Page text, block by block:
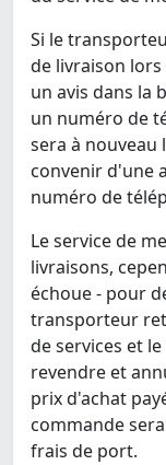
Si le
de livraison
un avis dans la
un numéro de
sera à nouveau
convenir d'une
numéro de
Le service de
livraisons,
échoue - pour
transporteur
de services et
revendre et
prix d'achat
commande
frais de port.